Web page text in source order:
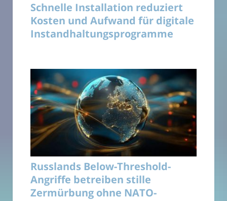
Schnelle Installation reduziert
Kosten und Aufwand für digitale
Instandhaltungsprogramme
Russlands Below-Threshold-
Angriffe betreiben stille
Zermürbung ohne NATO-